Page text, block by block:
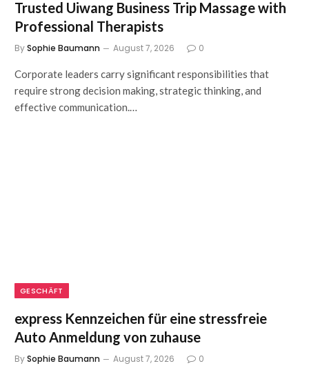
Trusted Uiwang Business Trip Massage with
Professional Therapists
BySophie Baumann August 7, 2026 0
Corporate leaders carry significant responsibilities that
require strong decision making, strategic thinking, and
effective communication.…
GESCHÄFT
express Kennzeichen für eine stressfreie
Auto Anmeldung von zuhause
BySophie Baumann August 7, 2026 0